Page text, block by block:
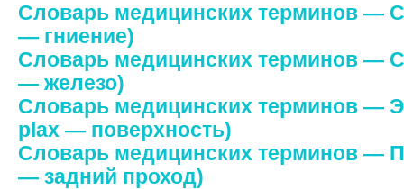
Словарь медицинских терминов —
— гниение)
Словарь медицинских терминов —
— железо)
Словарь медицинских терминов —
plax — поверхность)
Словарь медицинских терминов —
— задний проход)